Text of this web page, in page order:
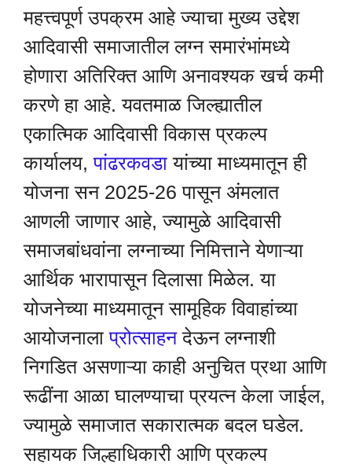
महत्त्वपूर्ण उपक्रम आहे ज्याचा मुख्य उद्देश
आदिवासी समाजातील लग्न समारंभांमध्ये
होणारा अतिरिक्त आणि अनावश्यक खर्च कमी
करणे हा आहे. यवतमाळ जिल्ह्यातील
एकात्मिक आदिवासी विकास प्रकल्प
कार्यालय,पांढरकवडा यांच्या माध्यमातून ही
योजना सन 2025-26 पासून अंमलात
आणली जाणार आहे, ज्यामुळे आदिवासी
समाजबांधवांना लग्नाच्या निमित्ताने येणाऱ्या
आर्थिक भारापासून दिलासा मिळेल. या
योजनेच्या माध्यमातून सामूहिक विवाहांच्या
आयोजनालाप्रोत्साहनदेऊन लग्नाशी
निगडित असणाऱ्या काही अनुचित प्रथा आणि
रूढींना आळा घालण्याचा प्रयत्न केला जाईल,
ज्यामुळे समाजात सकारात्मक बदल घडेल.
सहायक जिल्हाधिकारी आणि प्रकल्प